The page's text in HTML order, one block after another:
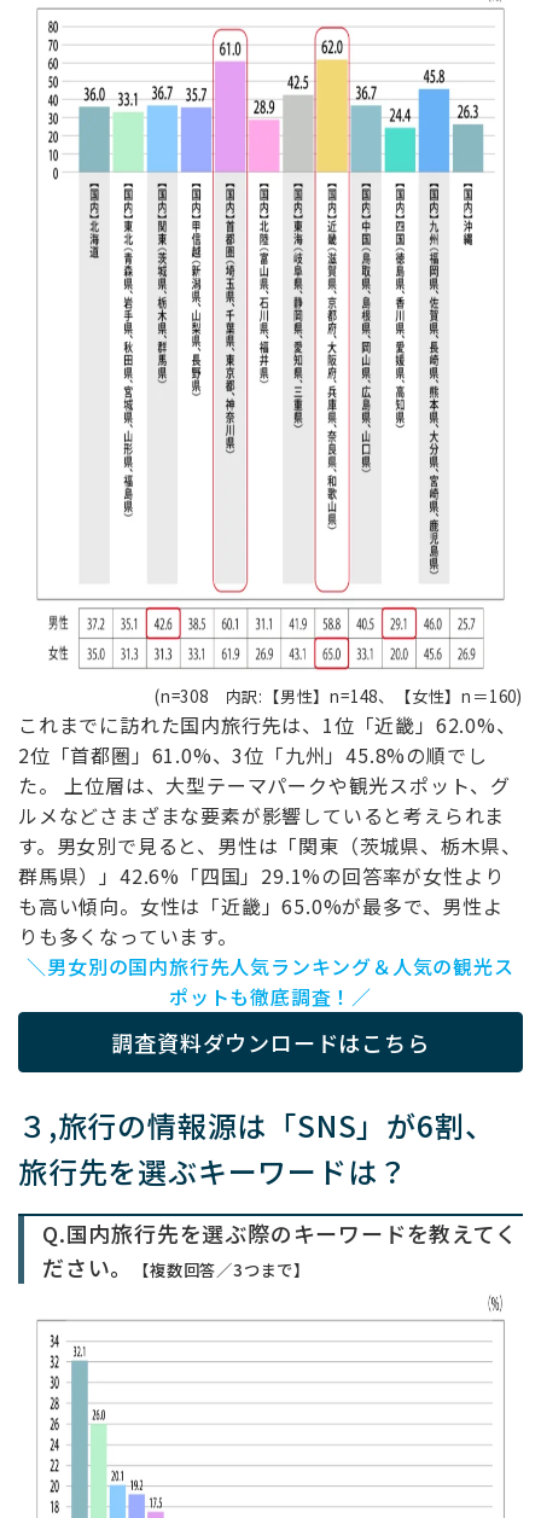
(n=308 内訳:【男性】n=148、【女性】n＝160)
これまでに訪れた国内旅行先は、1位「近畿」62.0%、
2位「首都圏」61.0%、3位「九州」45.8%の順でし
た。 上位層は、大型テーマパークや観光スポット、グ
ルメなどさまざまな要素が影響していると考えられま
す。男女別で見ると、男性は「関東（茨城県、栃木県、
群馬県）」42.6%「四国」29.1%の回答率が女性より
も高い傾向。女性は「近畿」65.0%が最多で、男性よ
りも多くなっています。
＼男女別の国内旅行先人気ランキング＆人気の観光ス
ポットも徹底調査！／
調査資料ダウンロードはこちら
３,旅行の情報源は「SNS」が6割、
旅行先を選ぶキーワードは？
Q.国内旅行先を選ぶ際のキーワードを教えてく
ださい。
【複数回答／3つまで】